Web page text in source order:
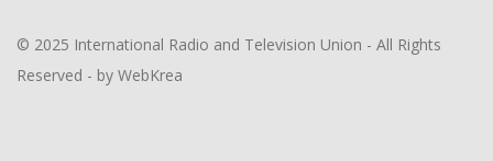
© 2025 International Radio and Television Union - All Rights
Reserved - by WebKrea